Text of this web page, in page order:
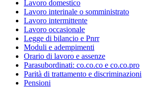
Lavoro domestico
Lavoro interinale o somministrato
Lavoro intermittente
Lavoro occasionale
Legge di bilancio e Pnrr
Moduli e adempimenti
Orario di lavoro e assenze
Parasubordinati: co.co.co e co.co.pro
Parità di trattamento e discriminazioni
Pensioni